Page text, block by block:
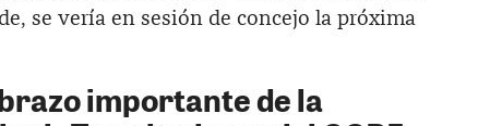
se vería en sesión de concejo la próxima
importante de la